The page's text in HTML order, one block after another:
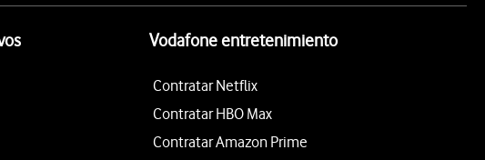
Vodafone entretenimiento
Contratar Netflix
Contratar HBO Max
Contratar Amazon Prime